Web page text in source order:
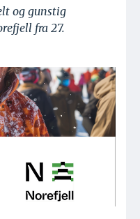
og gunstig
fra 27.